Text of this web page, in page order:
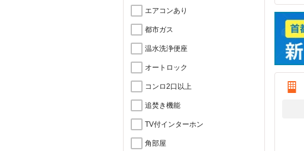
エアコンあり
都市ガス
温水洗浄便座
オートロック
コンロ2口以上
追焚き機能
TV付インターホン
角部屋